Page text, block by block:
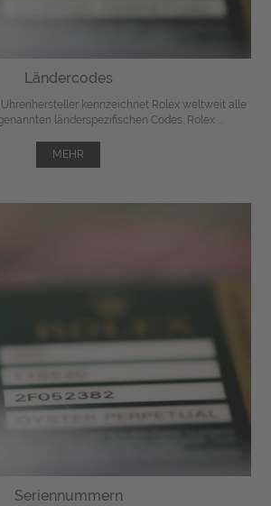
Ländercodes
kennzeichnet Rolex weltweit alle
länderspezifischen Codes. Rolex ...
MEHR
Seriennummern